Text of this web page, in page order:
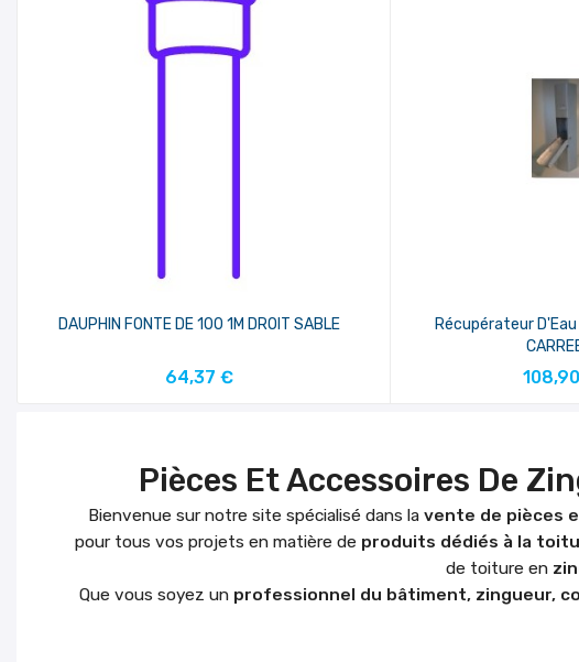
DAUPHIN FONTE DE 100 1M DROIT SABLE
64,37 €
Récupérateur
Pièces Et Accessoires De
Bienvenue sur notre site spécialisé dans la vente de pièces
pour tous vos projets en matière de produits dédiés à la
de toiture en
Que vous soyez un professionnel du bâtiment, zingueur,